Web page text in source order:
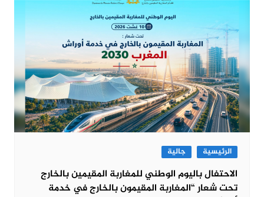
الرئيسية جالية
الاحتفال باليوم الوطني للمغاربة المقيمين بالخارج
تحت شعار “المغاربة المقيمون بالخارج في خدمة